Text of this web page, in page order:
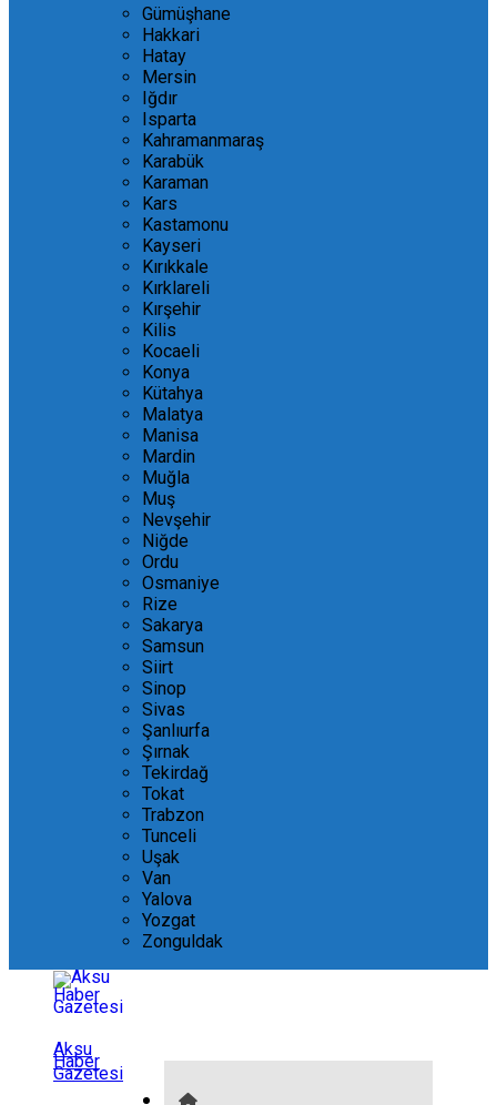
Gümüşhane
Hakkari
Hatay
Mersin
Iğdır
Isparta
Kahramanmaraş
Karabük
Karaman
Kars
Kastamonu
Kayseri
Kırıkkale
Kırklareli
Kırşehir
Kilis
Kocaeli
Konya
Kütahya
Malatya
Manisa
Mardin
Muğla
Muş
Nevşehir
Niğde
Ordu
Osmaniye
Rize
Sakarya
Samsun
Siirt
Sinop
Sivas
Şanlıurfa
Şırnak
Tekirdağ
Tokat
Trabzon
Tunceli
Uşak
Van
Yalova
Yozgat
Zonguldak
Aksu
Haber
Gazetesi